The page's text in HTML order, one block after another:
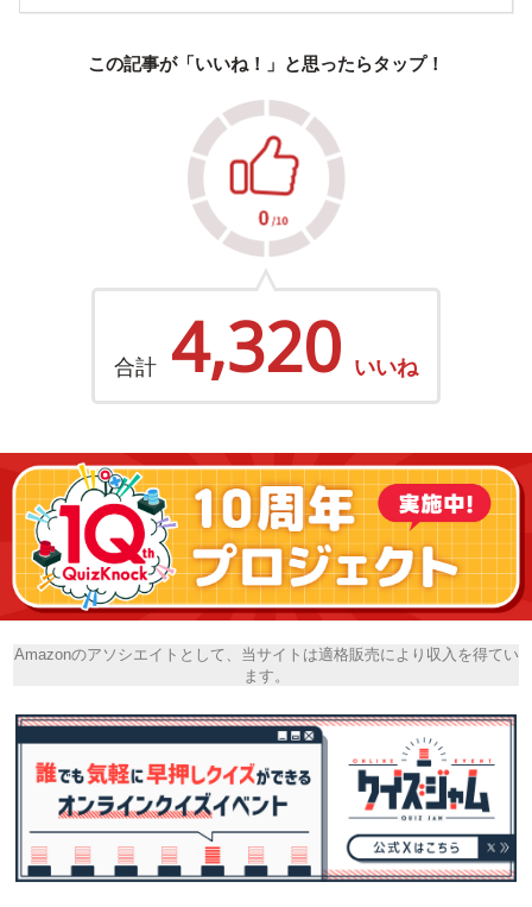
この記事が「いいね！」と思ったらタップ！
合計 4,320 いいね
Amazonのアソシエイトとして、当サイトは適格販売により収入を得てい
ます。